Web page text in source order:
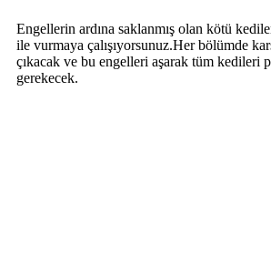
Engellerin ardına saklanmış olan kötü
ile vurmaya çalışıyorsunuz.Her bölümde
çıkacak ve bu engelleri aşarak tüm kedileri
gerekecek.